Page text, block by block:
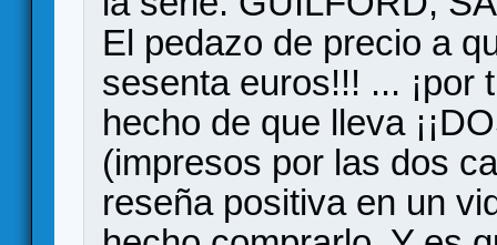
El pedazo de precio a
sesenta euros!!! ... ¡por
hecho de que lleva
(impresos por las dos
reseña positiva en un